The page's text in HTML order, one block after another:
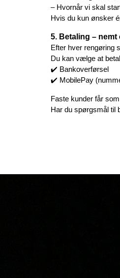
– Hvornår vi skal
Hvis du kun ønsker
5. Betaling –
Efter hver rengøring
Du kan vælge at
✔️ Bankoverførsel
✔️ MobilePay
Faste kunder får
Har du spørgsmål til